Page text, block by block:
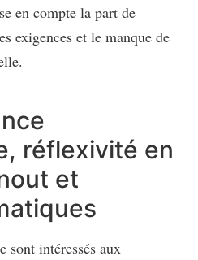
en compte la part de
exigences et le manque de
réflexivité en
et
sont intéressés aux